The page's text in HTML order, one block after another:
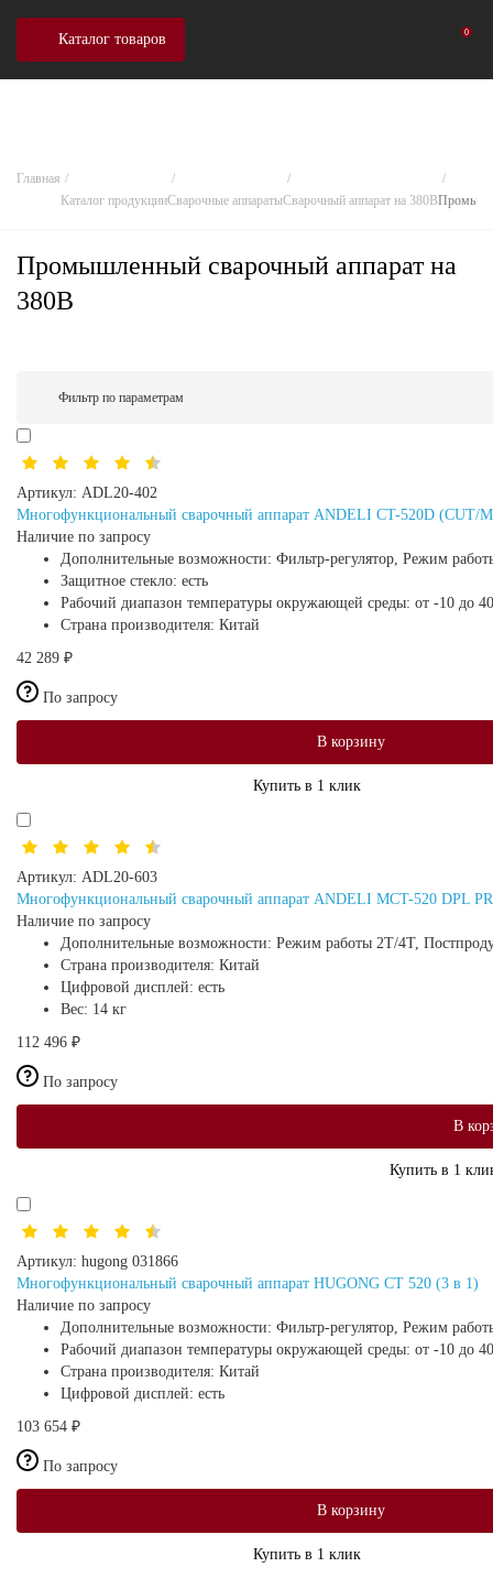
Каталог товаров 0
Главная
Каталог продукцииСварочные аппаратыСварочный аппарат на 380В
Промышленный сварочный аппарат на
380В
Фильтр по параметрам
Артикул: ADL20-402
Многофункциональный сварочный аппарат ANDELI CT-520D (CUT/
Наличие по запросу
Дополнительные возможности: Фильтр-регулятор, Режим
Защитное стекло: есть
Рабочий диапазон температуры окружающей среды: от -10 до
Страна производителя: Китай
42 289 ₽
По запросу
В корзину
Купить в 1 клик
Артикул: ADL20-603
Многофункциональный сварочный аппарат ANDELI MCT-520 DPL
Наличие по запросу
Дополнительные возможности: Режим работы 2Т/4Т,
Страна производителя: Китай
Цифровой дисплей: есть
Вес: 14 кг
112 496 ₽
По запросу
В
Купить в 1
Артикул: hugong 031866
Многофункциональный сварочный аппарат HUGONG CT 520 (3 в 1)
Наличие по запросу
Дополнительные возможности: Фильтр-регулятор, Режим
Рабочий диапазон температуры окружающей среды: от -10 до
Страна производителя: Китай
Цифровой дисплей: есть
103 654 ₽
По запросу
В корзину
Купить в 1 клик